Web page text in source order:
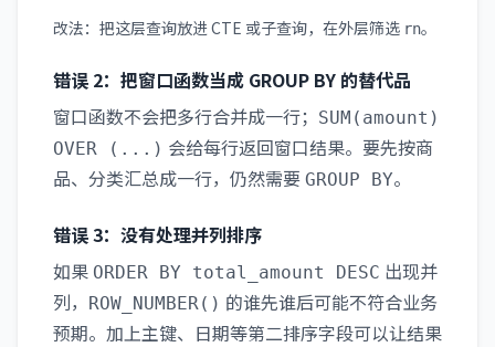
改法：把这层查询放进 CTE 或子查询，在外层筛选 rn。
错误 2：把窗口函数当成 GROUP BY 的替代品
窗口函数不会把多行合并成一行； SUM(amount)
OVER (...) 会给每行返回窗口结果。要先按商
品、分类汇总成一行，仍然需要 GROUP BY。
错误 3：没有处理并列排序
如果 ORDER BY total_amount DESC 出现并
列，
ROW_NUMBER() 的谁先谁后可能不符合业务
预期。加上主键、日期等第二排序字段可以让结果